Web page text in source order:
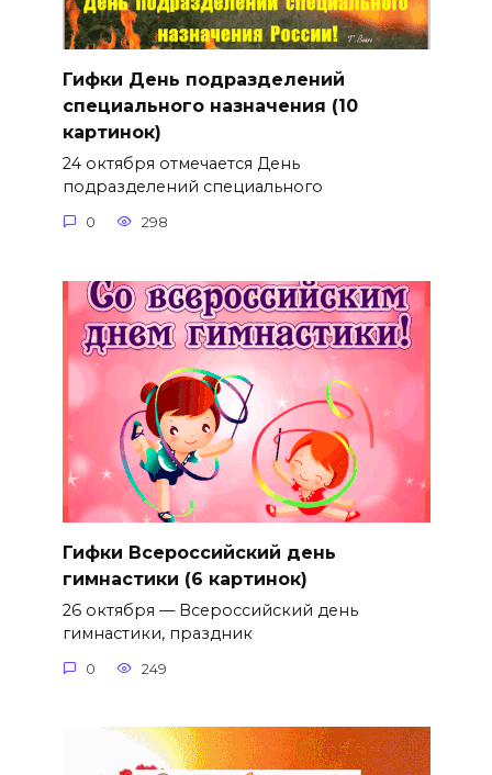
Гифки День подразделений
специального назначения (10
картинок)
24 октября отмечается День
подразделений специального
0 298
Гифки Всероссийский день
гимнастики (6 картинок)
26 октября — Всероссийский день
гимнастики, праздник
0 249